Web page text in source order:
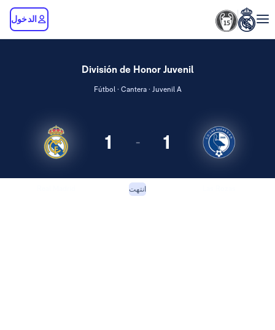
الدخول
División de Honor Juvenil
Fútbol · Cantera · Juvenil A
1
-
1
انتهت